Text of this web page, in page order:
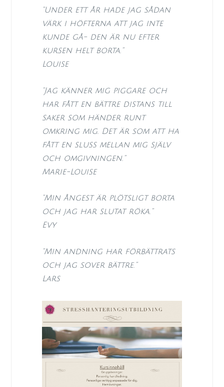
”Under ett år hade jag sådan
värk i höfterna att jag inte
kunde gå- den är nu efter
kursen helt borta.”
Louise
”Jag känner mig piggare och
har fått en bättre distans till
saker som händer runt
omkring mig. Det är som att ha
fått en sluss mellan mig själv
och omgivningen.”
Marie-Louise
”Min ångest är plötsligt borta
och jag har slutat röka.”
Evy
”Min andning har förbättrats
och jag sover bättre.”
Lars